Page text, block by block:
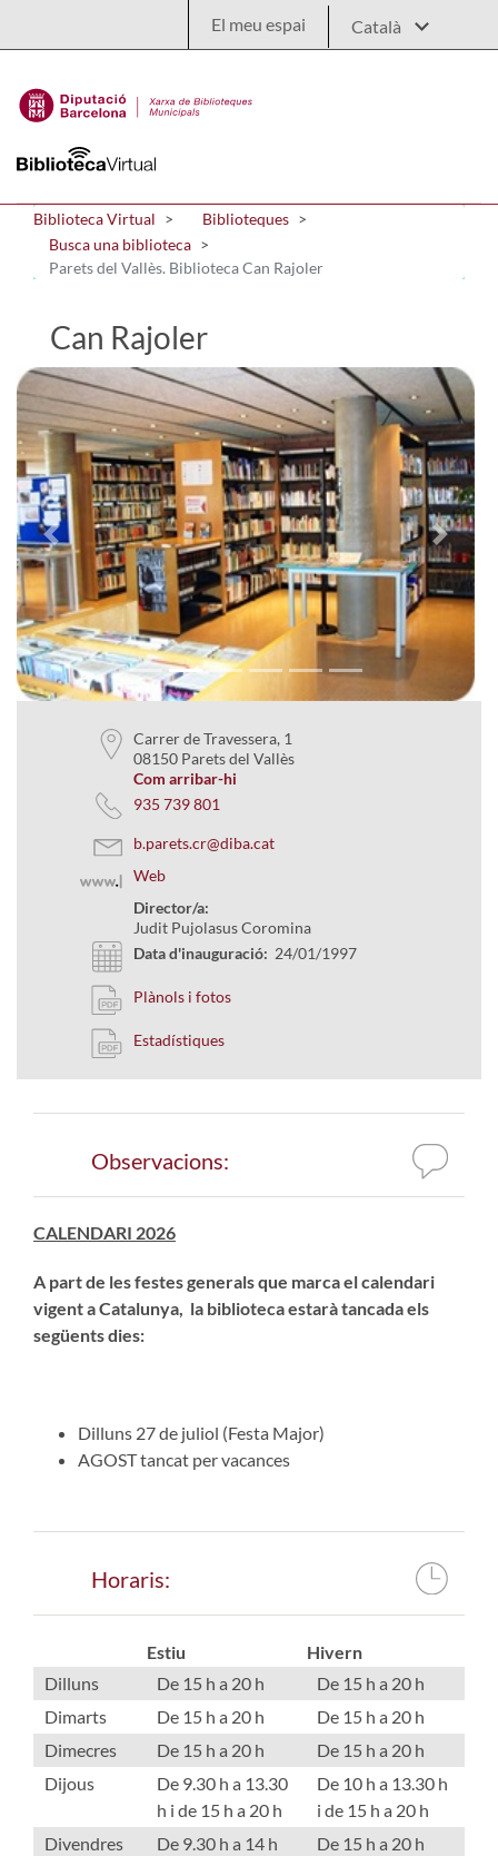
El meu espai
Biblioteca Virtual
Biblioteques
Busca una biblioteca
Parets del Vallès. Biblioteca Can Rajoler
Can Rajoler
Previous Next
Carrer de Travessera, 1
08150 Parets del Vallès
Com arribar-hi
935 739 801
b.parets.cr@diba.cat
Web
Director/a:
Judit Pujolasus Coromina
Data d'inauguració: 24/01/1997
Plànols i fotos
Estadístiques
Observacions:
CALENDARI 2026
A part de les festes generals que marca el calendari
vigent a Catalunya, la biblioteca estarà tancada els
següents dies:
Dilluns 27 de juliol (Festa Major)
AGOST tancat per vacances
Horaris:
Estiu
Hivern
Dilluns
De 15 h a 20 h
De 15 h a 20 h
Dimarts
De 15 h a 20 h
De 15 h a 20 h
Dimecres
De 15 h a 20 h
De 15 h a 20 h
Dijous
De 9.30 h a 13.30
h i de 15 h a 20 h
De 10 h a 13.30 h
i de 15 h a 20 h
Divendres
De 9.30 h a 14 h
De 15 h a 20 h